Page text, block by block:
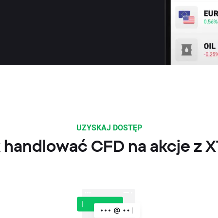
UZYSKAJ DOSTĘP
handlować CFD na akcje z